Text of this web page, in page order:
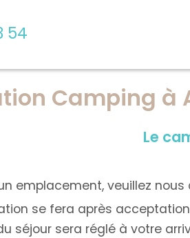
54
Camping à
Le
emplacement, veuillez
se fera après
séjour sera réglé à votre